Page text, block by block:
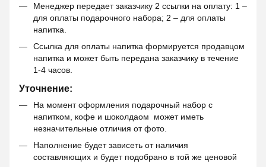
Менеджер передает заказчику 2 ссылки на оплату: 1 –
для оплаты подарочного набора; 2 – для оплаты
напитка.
Ссылка для оплаты напитка формируется продавцом
напитка и может быть передана заказчику в течение
1-4 часов.
Уточнение:
На момент оформления подарочный набор с
напитком, кофе и шоколдаом может иметь
незначительные отличия от фото.
Наполнение будет зависеть от наличия
составляющих и будет подобрано в той же ценовой